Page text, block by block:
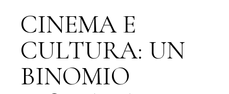
CINEMA E
CULTURA: UN
BINOMIO